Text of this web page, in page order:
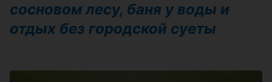
сосновом лесу, баня у воды и
отдых без городской суеты